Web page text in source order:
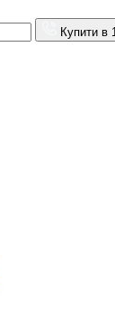
Купити в